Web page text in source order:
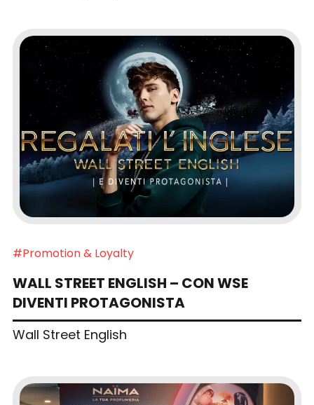
#Promotion & Loyalty
WALL STREET ENGLISH – CON WSE
DIVENTI PROTAGONISTA
Wall Street English